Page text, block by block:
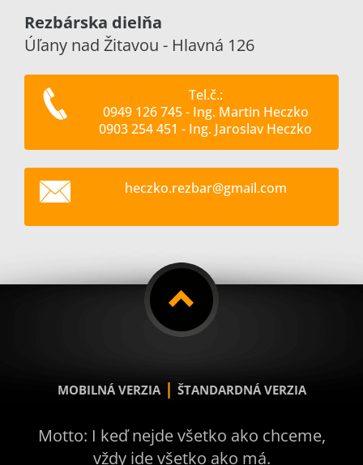
Rezbárska dielňa
Úľany nad Žitavou - Hlavná 126
Tel.č.:
0949 126 745 - Ing. Martin Heczko
0903 254 451 - Ing. Jaroslav Heczko
heczko.rezbar@gmail.com
MOBILNÁ VERZIA | ŠTANDARDNÁ VERZIA
Motto: I keď nejde všetko ako chceme,
vždy ide všetko ako má.